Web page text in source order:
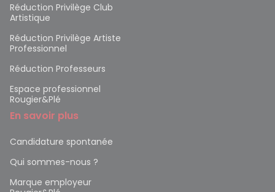
Réduction Privilège Club
Artistique
Réduction Privilège Artiste
Professionnel
Réduction Professeurs
Espace professionnel
Rougier&Plé
En savoir plus
Candidature spontanée
Qui sommes-nous ?
Marque employeur